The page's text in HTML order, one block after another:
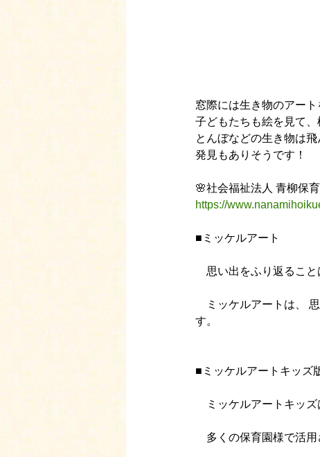
窓際には生き物のアート
子どもたちも絵を見て、
とんぼなどの生き物は
発見もありそうです！
🌸社会福祉法人 青柳保
https://
■ミッケルアート
思い出をふり返ること
ミッケルアートは、
す。
■ミッケルアートキッズ
ミッケルアートキッズ
多くの保育園様で活用